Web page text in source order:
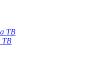
ТВ
ТВ